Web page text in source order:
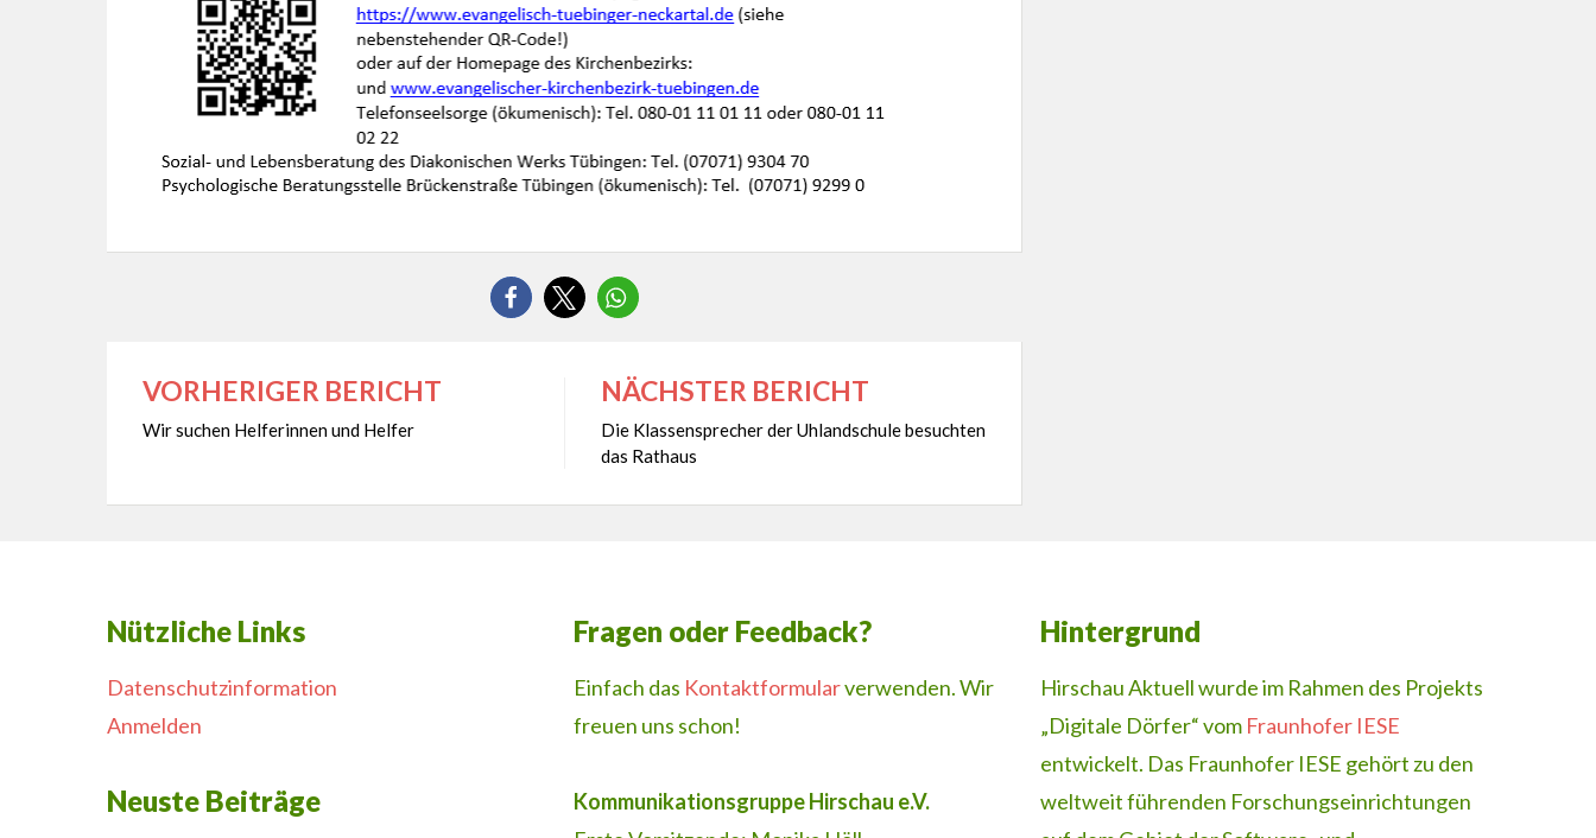
Beitragsnavigation
VORHERIGER BERICHT
Wir suchen Helferinnen und Helfer
NÄCHSTER BERICHT
Die Klassensprecher der Uhlandschule besuchten
das Rathaus
Nützliche Links
Datenschutzinformation
Anmelden
Neuste Beiträge
Fragen oder Feedback?
Einfach das Kontaktformularverwenden. Wir
freuen uns schon!
Kommunikationsgruppe Hirschau e.V.
Hintergrund
Hirschau Aktuell wurde im Rahmen des Projekts
„Digitale Dörfer“ vom Fraunhofer IESE
entwickelt. Das Fraunhofer IESE gehört zu den
weltweit führenden Forschungseinrichtungen